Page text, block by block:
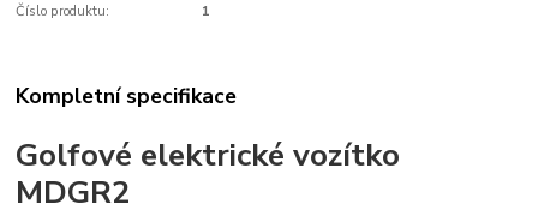
Číslo produktu: 1
Kompletní specifikace
Golfové elektrické vozítko
MDGR2